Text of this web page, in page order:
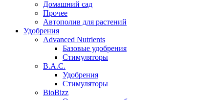
Домашний сад
Прочее
Автополив для растений
Удобрения
Advanced Nutrients
Базовые удобрения
Стимуляторы
B.A.C.
Удобрения
Стимуляторы
BioBizz